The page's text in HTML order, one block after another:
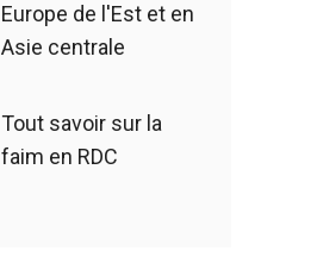
Europe de l'Est et en
Asie centrale
Tout savoir sur la
faim en RDC